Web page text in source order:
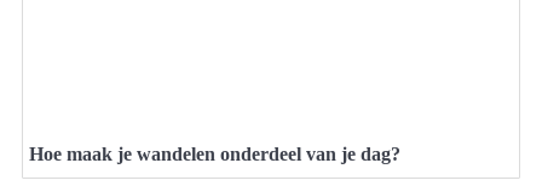
Hoe maak je wandelen onderdeel van je dag?